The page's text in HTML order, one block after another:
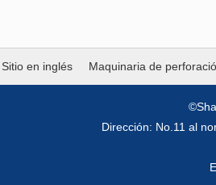
Sitio en inglés Maquinaria de
Dirección: No.11 al